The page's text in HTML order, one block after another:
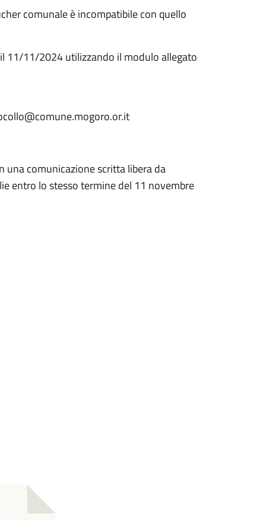
comunale è incompatibile con quello
11/11/2024 utilizzando il modulo allegato
una comunicazione scritta libera da
entro lo stesso termine del 11 novembre